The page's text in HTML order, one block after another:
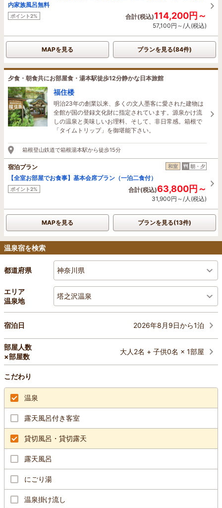
内家族風呂無料
ポイント2% 合計(税込)114,200円～
57,100円～/人(税込)
MAPを見る プランを見る(84件)
夕食・朝食共にお部屋食・湯本駅徒歩12分静かな日本旅館
福住楼
明治23年の創業以来、多くの文人墨客に愛された建物は
全館が国の登録文化財に指定されています。源泉かけ流
しの温泉と美味しいお理料、そして、非日常感。箱根で
「タイムトリップ」を御堪能下さい。
箱根登山鉄道で箱根湯本駅から徒歩15分
宿泊プラン 和室 朝・夕
【全室お部屋でお食事】基本会席プラン（一泊二食付）
ポイント2% 合計(税込)63,800円～
31,900円～/人(税込)
MAPを見る プランを見る(13件)
温泉宿を検索
都道府県 神奈川県
エリア
温泉地
塔之沢温泉
宿泊日 2026年8月9日から1泊
部屋人数
×部屋数
大人2名 + 子供0名 × 1部屋
こだわり
温泉
露天風呂付き客室
貸切風呂・貸切露天
露天風呂
にごり湯
温泉掛け流し